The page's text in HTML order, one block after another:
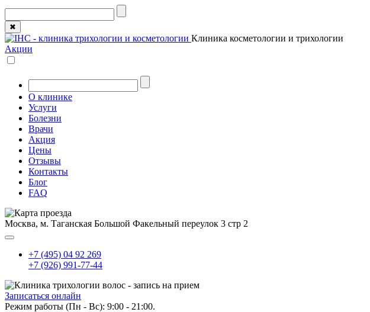
✖
Клиника косметологии и трихологии
Акции
О клинике
Услуги
Болезни
Врачи
Акция
Цены
Отзывы
Контакты
Блог
FAQ
Москва, м. Таганская Большой Факельный переулок 3 стр 2
+7 (495) 04 92 269
+7 (926) 991-77-44
Записаться онлайн
Режим работы (Пн - Вс): 9:00 - 21:00.